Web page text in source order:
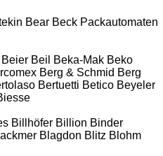
Bear Beck Packautomaten
Beier Beil Beka-Mak Beko
Berg & Schmid Berg
Bertuetti Betico Beyeler
Billhöfer Billion Binder
Blagdon Blitz Blohm